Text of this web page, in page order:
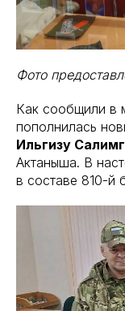
Фото
Как сообщили в
пополнилась
Ильгизу
Актаныша. В
в составе 810-й